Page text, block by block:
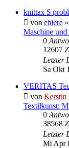
knittax S
von ebiere »
Maschine
0
12607
Letzter
Sa Okt
VERITAS
von Kerstin
Textilkunst:
0
38568
Letzter
Mi Apr